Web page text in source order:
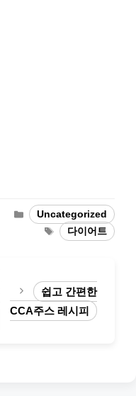
Categories
Uncategorized
Tags다이어트
쉽고 간편한
CCA주스 레시피